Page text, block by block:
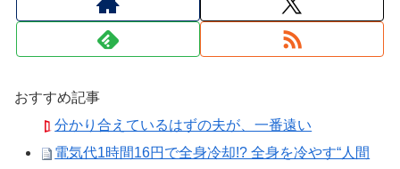
おすすめ記事
分かり合えているはずの夫が、一番遠い
電気代1時間16円で全身冷却!? 全身を冷やす“人間